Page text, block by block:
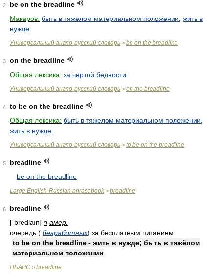
2
be on the breadline
Макаров: быть в тяжелом материальном положении жить в
нужде
Универсальный англо-русский словарь > be on the breadline
3
on the breadline
Общая лексика: за чертой бедности
Универсальный англо-русский словарь > on the breadline
4
to be on the breadline
Общая лексика: быть в тяжелом материальном положении
жить в нужде
Универсальный англо-русский словарь > to be on the breadline
5
breadline
- be on the breadline
Large English-Russian phrasebook > breadline
6
breadline
[ʹbredlaın] n амер.
очередь ( безработных) за бесплатным питанием
to be on the breadline - жить в нужде; быть в тяжёлом
материальном положении
НБАРС > breadline